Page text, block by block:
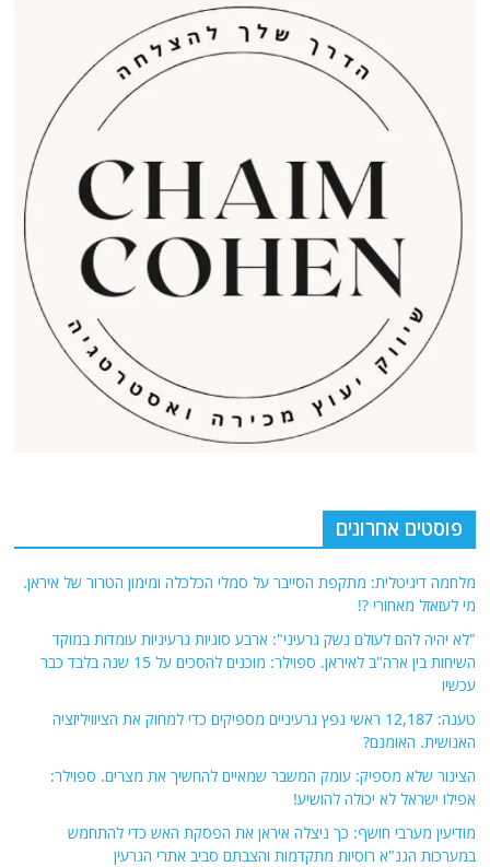
פוסטים אחרונים
מלחמה דיגיטלית: מתקפת הסייבר על סמלי הכלכלה ומימון הטרור של איראן.
מי לעזאזל מאחורי ?!
"לא יהיה להם לעולם נשק גרעיני": ארבע סוגיות גרעיניות עומדות במוקד
השיחות בין ארה"ב לאיראן. ספוילר: מוכנים להסכים על 15 שנה בלבד כבר
עכשיו
טענה: 12,187 ראשי נפץ גרעיניים מספיקים כדי למחוק את הציוויליזציה
האנושית. האומנם?
הצינור שלא מספיק: עומק המשבר שמאיים להחשיך את מצרים. ספוילר:
אפילו ישראל לא יכולה להושיע!
מודיעין מערבי חושף: כך ניצלה איראן את הפסקת האש כדי להתחמש
במערכות הגנ"א רוסיות מתקדמות והצבתם סביב אתרי הגרעין